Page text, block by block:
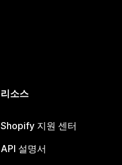
리소스
Shopify 지원 센터
API 설명서